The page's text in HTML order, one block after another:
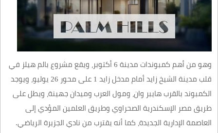
وهو من أهم كمبوندات مدينة 6 أكتوبر، ويقع مشروع بالم هيلز في
قلب مدينة الشيخ زايد أمام مدخل زايد 1 على محور 26 يوليو، ويوجد
الكمبوند بالقرب هايبر وان، ومول العرب وميدان جهينة، ويطل على
طريق مصر الإسكندرية الصحراوي وطريق العلمين المؤدي إلى
العاصمة الإدارية الجديدة، كما أنه يقترب من نادي الجزيرة الرياضي.